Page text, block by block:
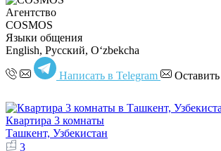
Агентство
COSMOS
Языки общения
English, Русский, Oʻzbekcha
Написать в Telegram Оставить
Квартира 3 комнаты
Ташкент, Узбекистан
3